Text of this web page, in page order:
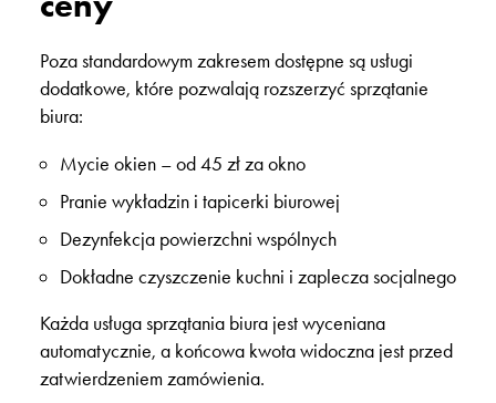
Poza standardowym zakresem dostępne są usługi
dodatkowe, które pozwalają rozszerzyć sprzątanie
biura:
Mycie okien– od 45 zł za okno
Pranie wykładzin i tapicerki biurowej
Dezynfekcja powierzchni wspólnych
Dokładne czyszczenie kuchni i zaplecza socjalnego
Każda usługa sprzątania biurajest wyceniana
automatycznie, a końcowa kwota widoczna jest przed
zatwierdzeniem zamówienia.